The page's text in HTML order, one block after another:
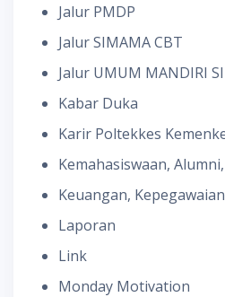
Jalur PMDP
Jalur SIMAMA CBT
Jalur UMUM MANDIRI
Kabar Duka
Karir Poltekkes
Kemahasiswaan,
Keuangan,
Laporan
Link
Monday Motivation